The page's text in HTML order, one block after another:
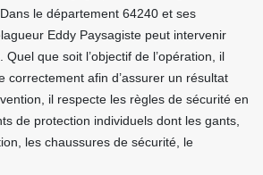
le département 64240 et ses
Eddy Paysagiste peut intervenir
Quel que soit l’objectif de l’opération, il
correctement afin d’assurer un résultat
il respecte les règles de sécurité en
de protection individuels dont les gants,
les chaussures de sécurité, le